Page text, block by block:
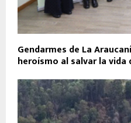
Gendarmes de La
heroísmo al salvar la